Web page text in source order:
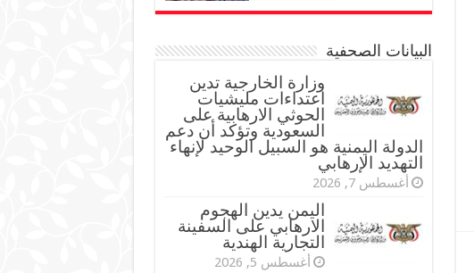
البيانات الصحفية
وزارة الخارجية تدين
اعتداءات مليشيات
الحوثي الارهابية على
السعودية وتؤكد أن دعم
الدولة اليمنية هو السبيل الوحيد لإنهاء
التهديد الإرهابي
أغسطس 7, 2026
اليمن يدين الهجوم
الارهابي على السفينة
التجارية الهندية
أغسطس 5, 2026